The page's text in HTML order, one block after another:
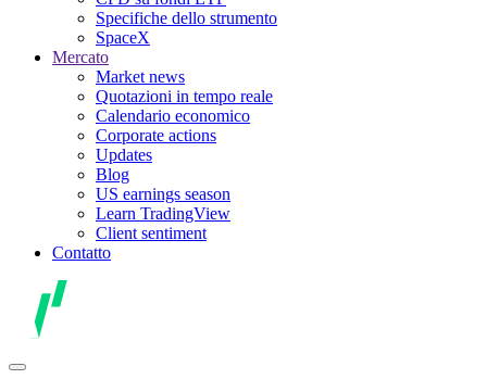
Specifiche dello strumento
SpaceX
Mercato
Market news
Quotazioni in tempo reale
Calendario economico
Corporate actions
Updates
Blog
US earnings season
Learn TradingView
Client sentiment
Contatto